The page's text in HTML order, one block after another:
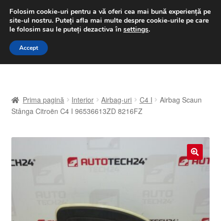
LIVRARE de la 33 lei
luni-vineri 9 a.m. - 4 p.m.031 229 6816
Sari
Sari
A lua legatura
Coș
Finalizare comandă
Prima pagină Interior Airbag-uri C4 I
Airbag Scaun
Stânga Citroën C4 I 96536613ZD 8216FZ
🔍
Folosim cookie-uri pentru a vă oferi cea mai bună experiență pe
site-ul nostru. Puteți afla mai multe despre cookie-urile pe care
le folosim sau le puteți dezactiva în settings.
Accept